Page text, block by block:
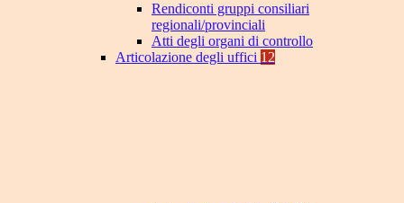
Rendiconti gruppi consiliari
regionali/provinciali
Atti degli organi di controllo
Articolazione degli uffici 12